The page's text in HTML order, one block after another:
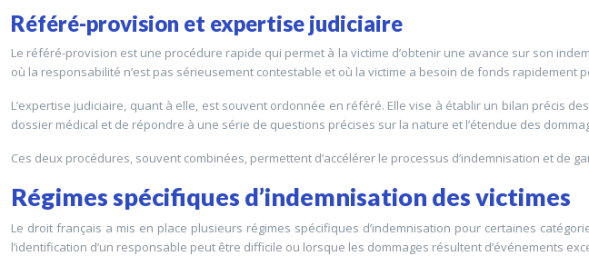
Référé-provision et expertise judiciaire
Le référé-provision est une procédure rapide qui permet à la victime d’obtenir une avance sur son
où la responsabilité n’est pas sérieusement contestable et où la victime a besoin de fonds
L’expertise judiciaire, quant à elle, est souvent ordonnée en référé. Elle vise à établir un bilan précis
dossier médical et de répondre à une série de questions précises sur la nature et l’étendue des
Ces deux procédures, souvent combinées, permettent d’accélérer le processus d’indemnisation et de
Régimes spécifiques d’indemnisation des victimes
Le droit français a mis en place plusieurs régimes spécifiques d’indemnisation pour certaines
l’identification d’un responsable peut être difficile ou lorsque les dommages résultent d’événements